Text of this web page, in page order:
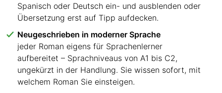
Spanisch oder Deutsch ein- und ausblenden oder
Übersetzung erst auf Tipp aufdecken.
Neugeschrieben in moderner Sprache
jeder Roman eigens für Sprachenlerner
aufbereitet – Sprachniveaus von A1 bis C2,
ungekürzt in der Handlung. Sie wissen sofort, mit
welchem Roman Sie einsteigen.